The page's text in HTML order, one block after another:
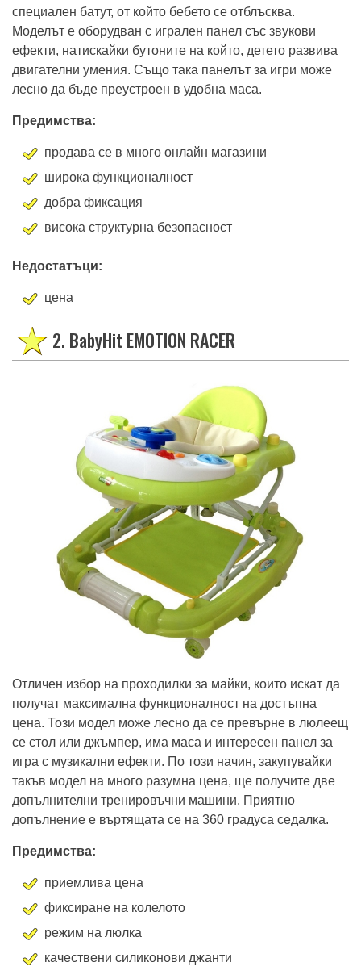
специален батут, от който бебето се отблъсква.
Моделът е оборудван с игрален панел със звукови
ефекти, натискайки бутоните на който, детето развива
двигателни умения. Също така панелът за игри може
лесно да бъде преустроен в удобна маса.
Предимства:
продава се в много онлайн магазини
широка функционалност
добра фиксация
висока структурна безопасност
Недостатъци:
цена
2. BabyHit EMOTION RACER
Отличен избор на проходилки за майки, които искат да
получат максимална функционалност на достъпна
цена. Този модел може лесно да се превърне в люлеещ
се стол или джъмпер, има маса и интересен панел за
игра с музикални ефекти. По този начин, закупувайки
такъв модел на много разумна цена, ще получите две
допълнителни тренировъчни машини. Приятно
допълнение е въртящата се на 360 градуса седалка.
Предимства:
приемлива цена
фиксиране на колелото
режим на люлка
качествени силиконови джанти